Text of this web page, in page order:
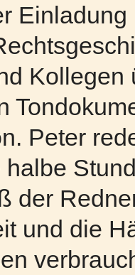
Peter
der
und die